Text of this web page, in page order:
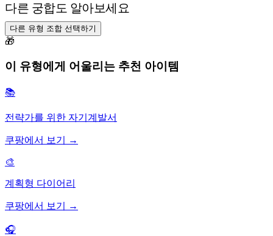
다른 궁합도 알아보세요
다른 유형 조합 선택하기
🎁
이 유형에게 어울리는 추천 아이템
📚
전략가를 위한 자기계발서
쿠팡에서 보기 →
🎨
계획형 다이어리
쿠팡에서 보기 →
🎧